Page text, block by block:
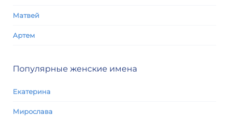
Матвей
Артем
Популярные женские имена
Екатерина
Мирослава